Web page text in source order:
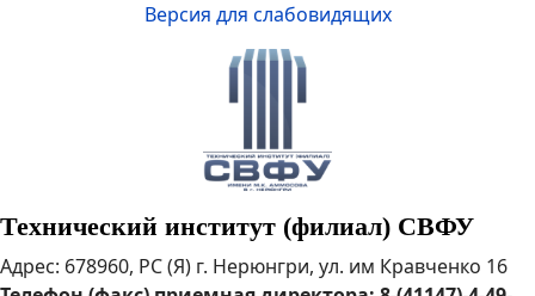
Версия для слабовидящих
Технический институт (филиал) СВФУ
Адрес: 678960, РС (Я) г. Нерюнгри, ул. им Кравченко 16